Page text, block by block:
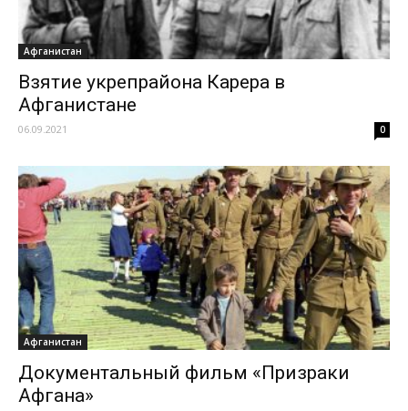
Афганистан
Взятие укрепрайона Карера в
Афганистане
06.09.2021 0
Афганистан
Документальный фильм «Призраки
Афгана»